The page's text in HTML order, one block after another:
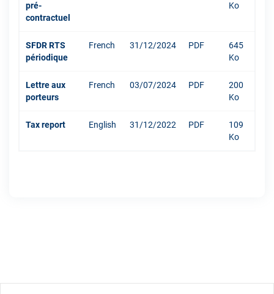
pré-
contractuel
Ko
SFDR RTS
périodique
French 31/12/2024 PDF
645
Ko
Lettre aux
porteurs
French 03/07/2024 PDF
200
Ko
Tax report English 31/12/2022 PDF
109
Ko